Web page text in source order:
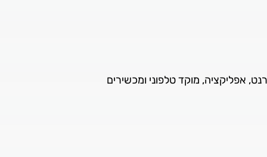
אפליקציה, מוקד טלפוני ומכשירים